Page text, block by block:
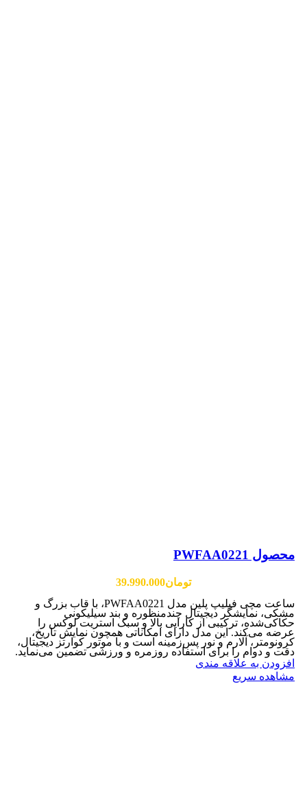
محصول PWFAA0221
تومان39.990.000
ساعت مچی فیلیپ پلین مدل PWFAA0221، با قاب بزرگ و
مشکی، نمایشگر دیجیتال چندمنظوره و بند سیلیکونی
حکاکی‌شده، ترکیبی از کارایی بالا و سبک استریت لوکس را
عرضه می‌کند. این مدل دارای امکاناتی همچون نمایش تاریخ،
کرونومتر، آلارم و نور پس‌زمینه است و با موتور کوارتز دیجیتال،
دقت و دوام را برای استفاده روزمره و ورزشی تضمین می‌نماید.
افزودن به علاقه مندی
مشاهده سریع